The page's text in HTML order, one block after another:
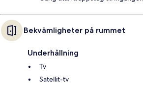
Bekvämligheter på rummet
Underhållning
Tv
Satellit-tv